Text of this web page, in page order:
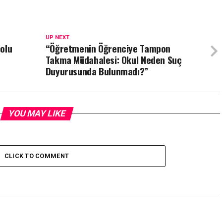
UP NEXT
“Öğretmenin Öğrenciye Tampon
Takma Müdahalesi: Okul Neden Suç
Duyurusunda Bulunmadı?”
YOU MAY LIKE
CLICK TO COMMENT